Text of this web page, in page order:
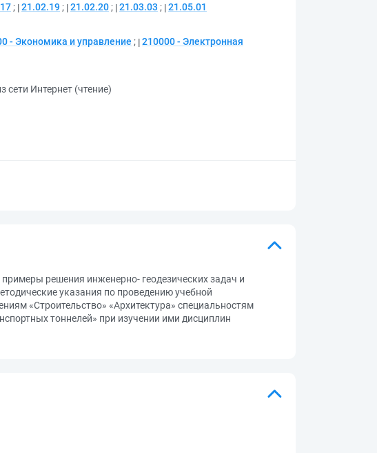
; 21.02.19 ; 21.02.20 ; 21.03.03 ; 21.05.01
- Экономика и управление ; 210000 - Электронная
сети Интернет (чтение)
решения инженерно- геодезических задач и
указания по проведению учебной
«Строительство» «Архитектура» специальностям
тоннелей» при изучении ими дисциплин